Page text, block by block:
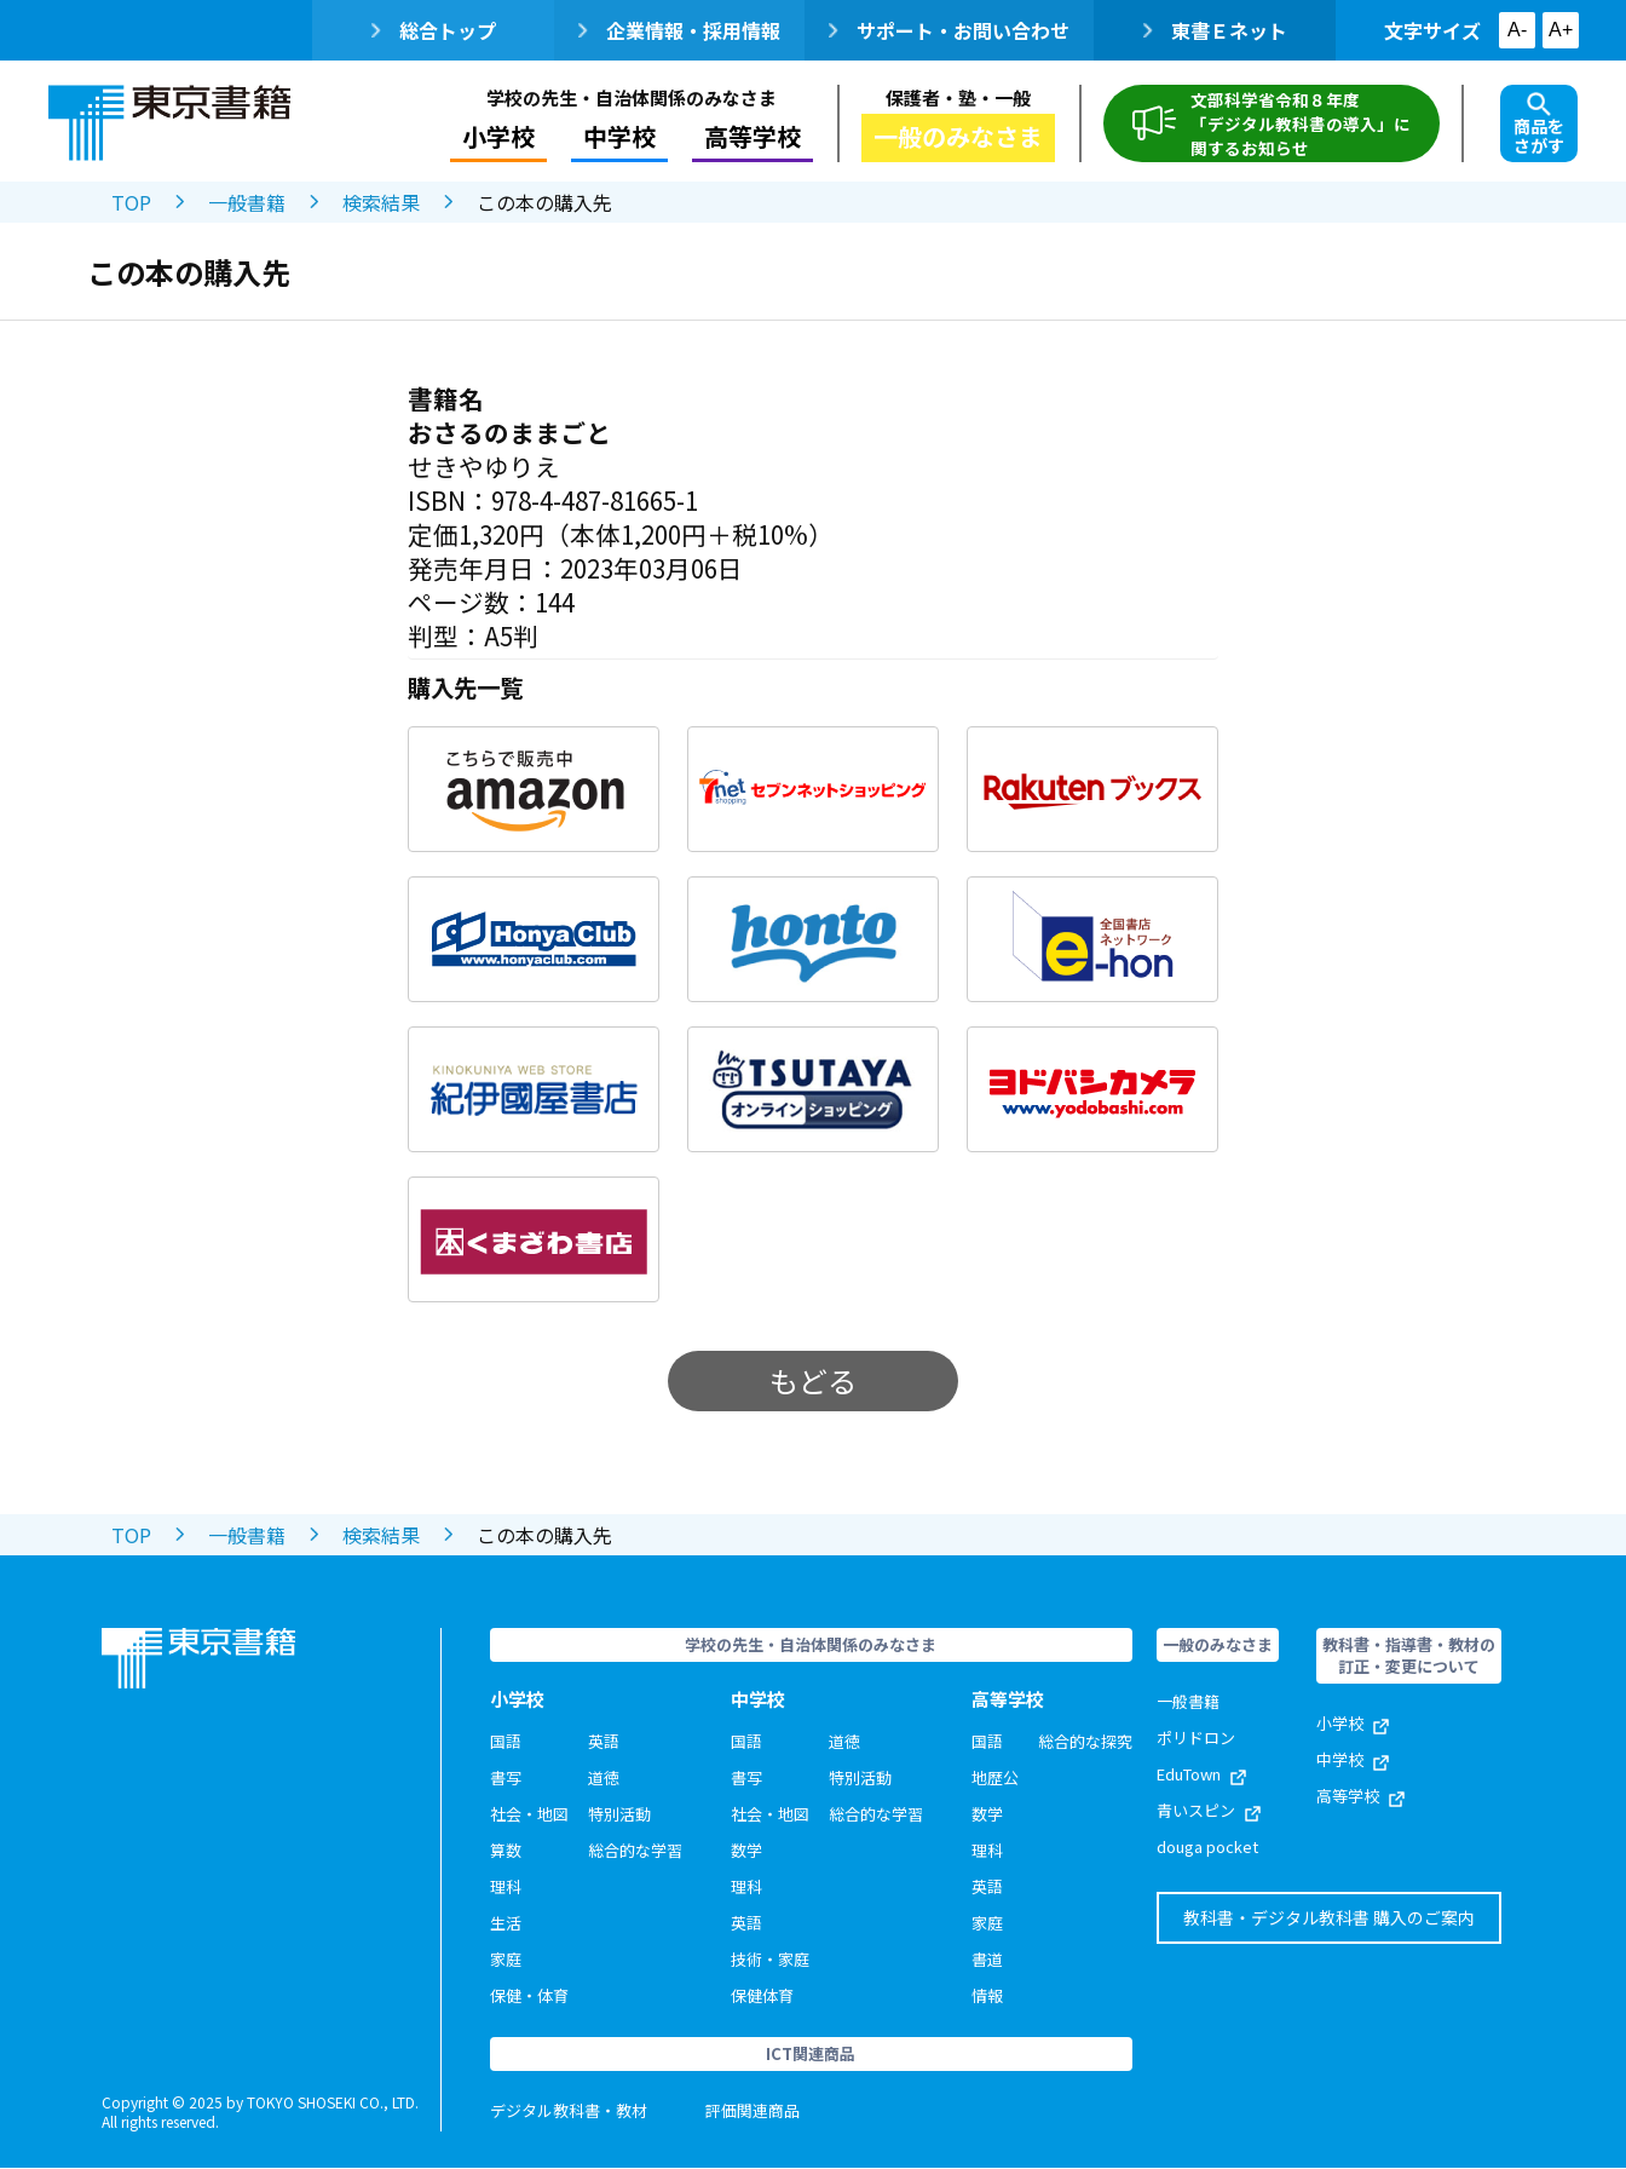
総合トップ 企業情報・採用情報 サポート・お問い合わせ 東書Ｅネット 文字サイズ A- A+
学校の先生・自治体関係のみなさま
小学校 中学校 高等学校
保護者・塾・一般
一般のみなさま
文部科学省令和８年度
「デジタル教科書の導入」に
関するお知らせ
商品を
さがす
TOP 一般書籍 検索結果 この本の購入先
この本の購入先
書籍名
おさるのままごと
せきやゆりえ
ISBN：978-4-487-81665-1
定価1,320円（本体1,200円＋税10%）
発売年月日：2023年03月06日
ページ数：144
判型：A5判
購入先一覧
もどる
TOP 一般書籍 検索結果 この本の購入先
Copyright © 2025 by TOKYO SHOSEKI CO., LTD.
All rights reserved.
学校の先生・自治体関係のみなさま
小学校
国語
書写
社会・地図
算数
理科
生活
家庭
保健・体育
英語
道徳
特別活動
総合的な学習
中学校
国語
書写
社会・地図
数学
理科
英語
技術・家庭
保健体育
道徳
特別活動
総合的な学習
高等学校
国語
地歴公
数学
理科
英語
家庭
書道
情報
総合的な探究
ICT関連商品
デジタル教科書・教材 評価関連商品
一般のみなさま
一般書籍
ポリドロン
EduTown
青いスピン
douga pocket
教科書・指導書・教材の
訂正・変更について
小学校
中学校
高等学校
教科書・デジタル教科書 購入のご案内